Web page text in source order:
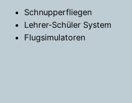
Schnupperfliegen
Lehrer-Schüler System
Flugsimulatoren